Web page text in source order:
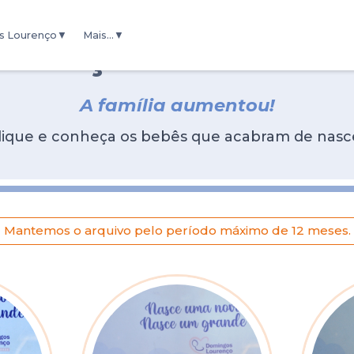
Lourenço Mais...
Berçário Virtual
A família aumentou!
e conheça os bebês que acabram de
Mantemos o arquivo pelo período máximo de 12 meses.